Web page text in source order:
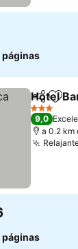
páginas
Compartir
Hotel
3 Estrellas
9,0
a 0.2 km
páginas